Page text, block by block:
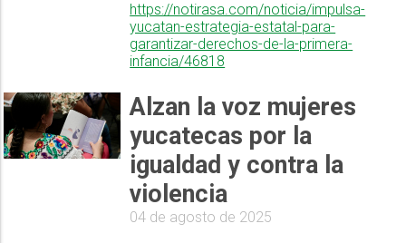
https://notirasa.com/noticia/impulsa-
yucatan-estrategia-estatal-para-
garantizar-derechos-de-la-primera-
infancia/46818
Alzan la voz mujeres
yucatecas por la
igualdad y contra la
violencia
04 de agosto de 2025